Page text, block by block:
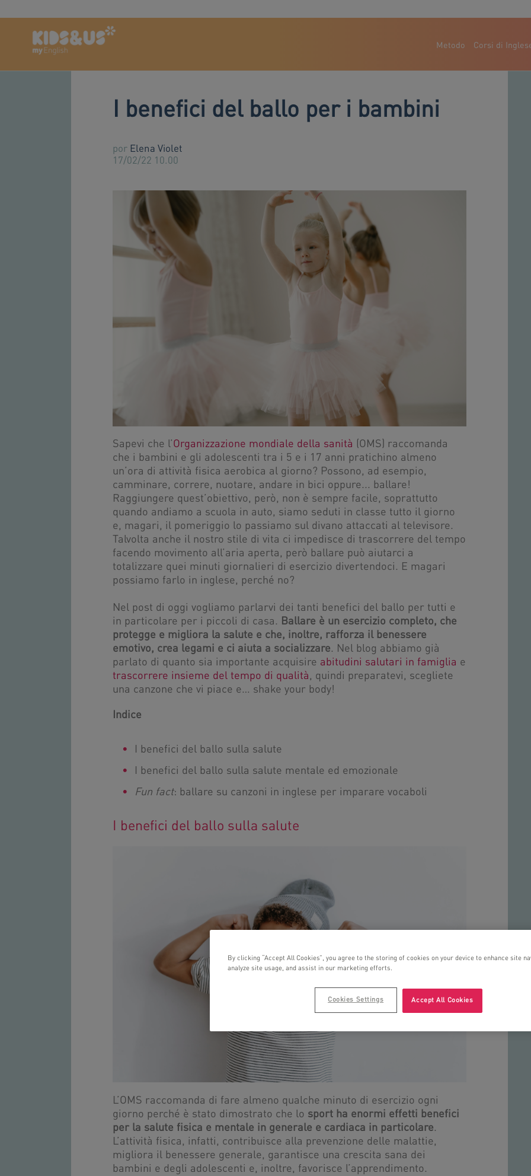
Metodo Corsi di
I benefici del ballo per i bambini
por Elena Violet
17/02/22 10.00
Sapevi che l’Organizzazione mondiale della sanità
(OMS) raccomanda
che i bambini e gli adolescenti tra i 5 e i 17 anni pratichino almeno
un’ora di attività fisica aerobica al giorno? Possono, ad esempio,
camminare, correre, nuotare, andare in bici oppure... ballare!
Raggiungere quest’obiettivo, però, non è sempre facile, soprattutto
quando andiamo a scuola in auto, siamo seduti in classe tutto il giorno
e, magari, il pomeriggio lo passiamo sul divano attaccati al televisore.
Talvolta anche il nostro stile di vita ci impedisce di trascorrere del tempo
facendo movimento all’aria aperta, però ballare può aiutarci a
totalizzare quei minuti giornalieri di esercizio divertendoci. E magari
possiamo farlo in inglese, perché no?
Nel post di oggi vogliamo parlarvi dei tanti benefici del ballo per tutti e
in particolare per i piccoli di casa.
Ballare è un esercizio completo, che
protegge e migliora la salute e che, inoltre, rafforza il benessere
emotivo, crea legami e ci aiuta a socializzare. Nel blog abbiamo già
parlato di quanto sia importante acquisire abitudini salutari in famiglia e
trascorrere insieme del tempo di qualità, quindi preparatevi, scegliete
una canzone che vi piace e… shake your body!
Indice
I benefici del ballo sulla salute
I benefici del ballo sulla salute mentale ed emozionale
Fun fact: ballare su canzoni in inglese per imparare vocaboli
I benefici del ballo sulla salute
L’OMS raccomanda di fare almeno qualche minuto di esercizio ogni
giorno perché è stato dimostrato che lo sport ha enormi effetti benefici
per la salute fisica e mentale in generale e cardiaca in particolare.
L’attività fisica, infatti, contribuisce alla prevenzione delle malattie,
migliora il benessere generale, garantisce una crescita sana dei
bambini e degli adolescenti e, inoltre, favorisce l’apprendimento.
By clicking “Accept All Cookies”, you agree to the storing of cookies on your device to enhance site
analyze site usage, and assist in our marketing efforts.
Accept All Cookies
Cookies Settings